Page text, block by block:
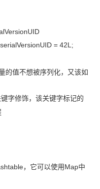
= 42L;
的值不想被序列化，又该如
键字修饰，该关键字标记的
，它可以使用Map中